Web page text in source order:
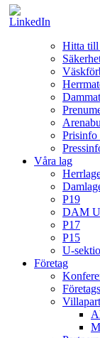
Hitta till
Prisinfo
Våra lag
P19
DAM
P17
P15
U-
Företag